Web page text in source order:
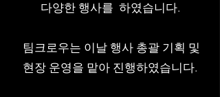
다양한 행사를 하였습니다.
팀크로우는 이날 행사 총괄 기획 및
현장 운영을 맡아 진행하였습니다.